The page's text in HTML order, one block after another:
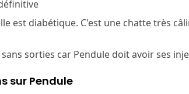
est diabétique. C'est une chatte très
sorties car Pendule doit avoir ses
sur Pendule